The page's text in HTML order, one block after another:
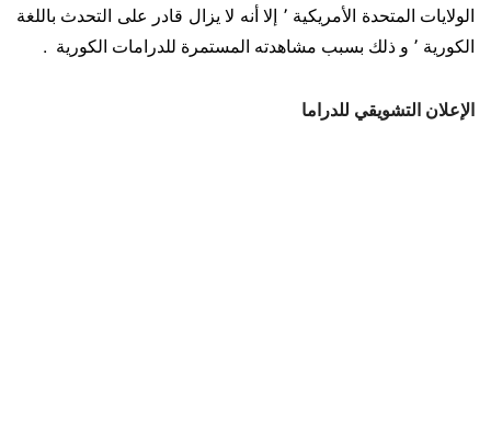
الولايات المتحدة الأمريكية ٬ إلا أنه لا يزال قادر على التحدث باللغة
الكورية ٬ و ذلك بسبب مشاهدته المستمرة للدرامات الكورية .
الإعلان التشويقي للدراما